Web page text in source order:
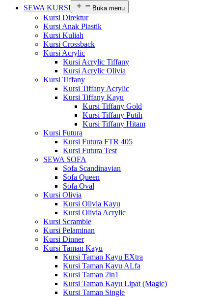
SEWA KURSI
Buka menu
Kursi Direktur
Kursi Anak Plastik
Kursi Kuliah
Kursi Crossback
Kursi Acrylic
Kursi Acrylic Tiffany
Kursi Acrylic Olivia
Kursi Tiffany
Kursi Tiffany Acrylic
Kursi Tiffany Kayu
Kursi Tiffany Gold
Kursi Tiffany Putih
Kursi Tiffany Hitam
Kursi Futura
Kursi Futura FTR 405
Kursi Futura Test
SEWA SOFA
Sofa Scandinavian
Sofa Queen
Sofa Oval
Kursi Olivia
Kursi Olivia Kayu
Kursi Olivia Acrylic
Kursi Scramble
Kursi Pelaminan
Kursi Dinner
Kursi Taman Kayu
Kursi Taman Kayu EXtra
Kursi Taman Kayu ALfa
Kursi Taman 2in1
Kursi Taman Kayu Lipat (Magic)
Kursi Taman Single